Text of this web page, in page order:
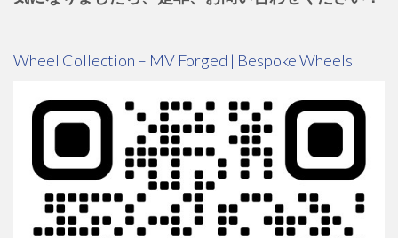
Wheel Collection – MV Forged | Bespoke Wheels